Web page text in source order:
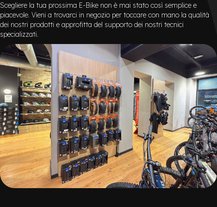
Scegliere la tua prossima E-Bike non è mai stato così semplice e
piacevole. Vieni a trovarci in negozio per toccare con mano la qualità
dei nostri prodotti e approfitta del supporto dei nostri tecnici
specializzati.